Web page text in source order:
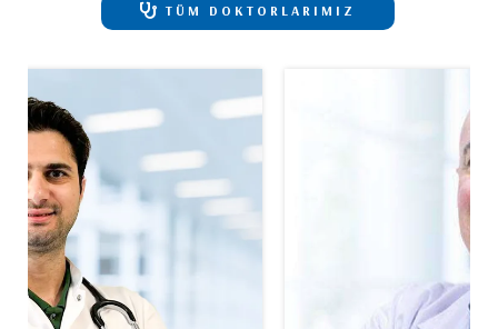
TÜM DOKTORLARIMIZ